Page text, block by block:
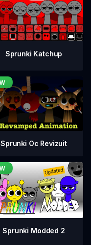
Sprunki Katchup
Sprunki Oc Revizuit
Sprunki Modded 2